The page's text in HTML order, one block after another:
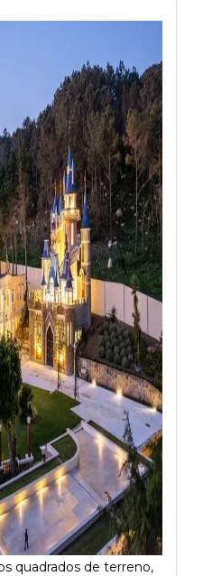
quadrados de terreno,